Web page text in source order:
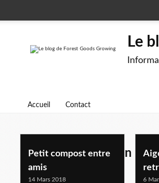
Le
Accueil Contact
bientot et pas si loin
Petit compost entre
amis
14 Mars 2018 6